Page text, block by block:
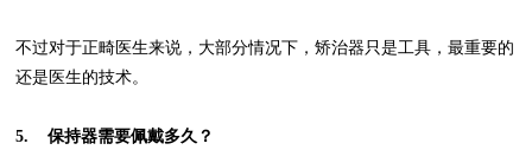
不过对于正畸医生来说，大部分情况下，矫治器只是工具，最重要的
还是医生的技术。
5.
保持器需要佩戴多久？